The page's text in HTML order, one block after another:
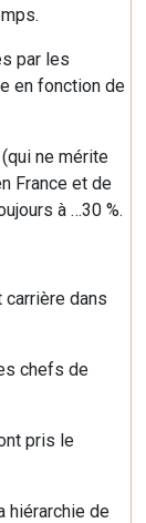
par les
en fonction de
ne mérite
France et de
à …30 %.
carrière dans
chefs de
pris le
hiérarchie de